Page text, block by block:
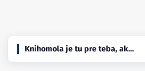
Knihomola je tu pre teba, ak…